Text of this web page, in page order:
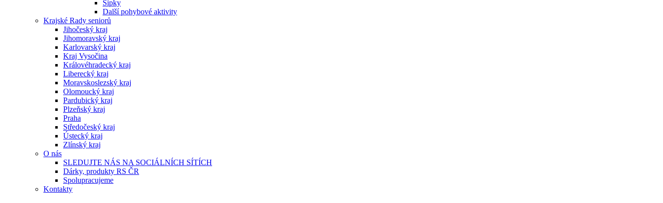
Šipky
Další pohybové aktivity
Krajské Rady seniorů
Jihočeský kraj
Jihomoravský kraj
Karlovarský kraj
Kraj Vysočina
Královéhradecký kraj
Liberecký kraj
Moravskoslezský kraj
Olomoucký kraj
Pardubický kraj
Plzeňský kraj
Praha
Středočeský kraj
Ústecký kraj
Zlínský kraj
O nás
SLEDUJTE NÁS NA SOCIÁLNÍCH SÍTÍCH
Dárky, produkty RS ČR
Spolupracujeme
Kontakty